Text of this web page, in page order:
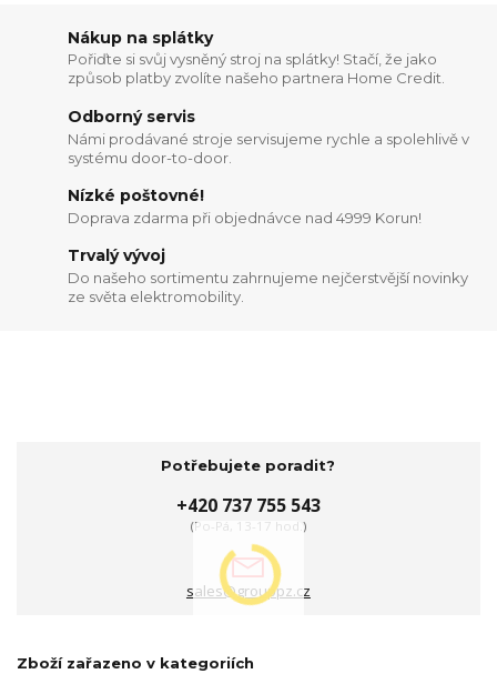
Nákup na splátky
Pořiďte si svůj vysněný stroj na splátky! Stačí, že jako
způsob platby zvolíte našeho partnera Home Credit.
Odborný servis
Námi prodávané stroje servisujeme rychle a spolehlivě v
systému door-to-door.
Nízké poštovné!
Doprava zdarma při objednávce nad 4999 Korun!
Trvalý vývoj
Do našeho sortimentu zahrnujeme nejčerstvější novinky
ze světa elektromobility.
Potřebujete poradit?
+420 737 755 543
(Po-Pá, 13-17 hod.)
sales@grouppz.cz
Zboží zařazeno v kategoriích